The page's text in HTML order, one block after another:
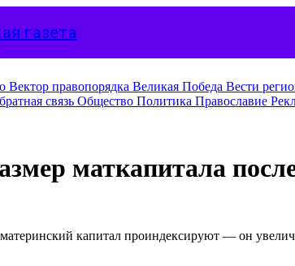
газета
Вектор правопорядка Великая Победа Вести
связь Общество Политика Православие
маткапитала
капитал проиндексируют — он